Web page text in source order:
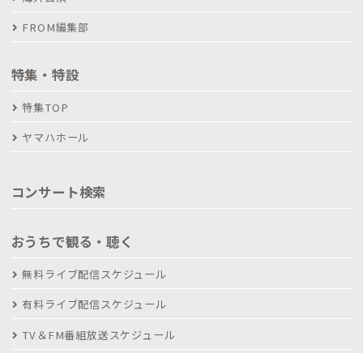
FROM編集部
特集・特設
特集TOP
ヤマハホール
コンサート検索
おうちで観る・聴く
無料ライブ配信スケジュール
有料ライブ配信スケジュール
TV＆FM番組放送スケジュール